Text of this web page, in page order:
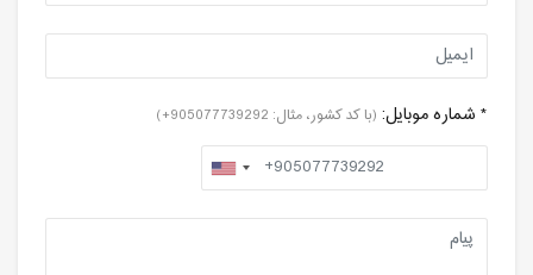
* شماره موبایل: (با کد کشور، مثال: 905077739292+)